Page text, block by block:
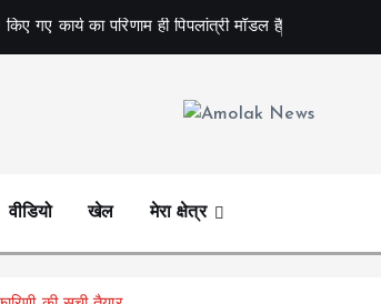
गए कार्य का परिणाम ही पिपलांत्री मॉडल है
वीडियो खेल मेरा क्षेत्र